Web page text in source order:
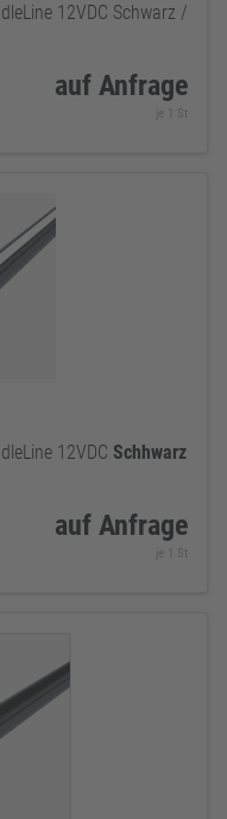
12VDC Schwarz /
auf Anfrage
je 1 St
12VDC Schhwarz
auf Anfrage
je 1 St